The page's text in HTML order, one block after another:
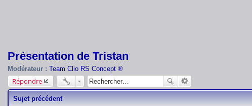
Présentation de Tristan
Modérateur : Team Clio RS Concept ®
Répondre
Sujet précédent